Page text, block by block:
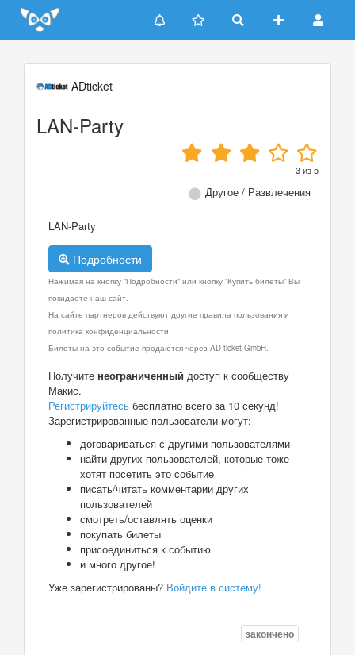
Update cookies preferences
ADticket
LAN-Party
3из5
Другое / Развлечения
LAN-Party
Подробности
Нажимая на кнопку "Подробности" или кнопку "Купить билеты" Вы
покидаете наш сайт.
На сайте партнеров действуют другие правила пользования и
политика конфиденциальности.
Билеты на это событие продаются через AD ticket GmbH.
Получите неограниченный доступ к сообществу
Макис.
Регистрируйтесь бесплатно всего за 10 секунд!
Зарегистрированные пользователи могут:
договариваться с другими пользователями
найти других пользователей, которые тоже
хотят посетить это событие
писать/читать комментарии других
пользователей
смотреть/оставлять оценки
покупать билеты
присоединиться к событию
и много другое!
Уже зарегистрированы? Войдите в систему!
закончено